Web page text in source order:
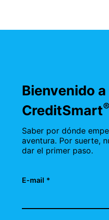
Bienvenido a
CreditSmart®
Saber por dónde
aventura. Por suerte,
dar el primer paso.
E-mail *